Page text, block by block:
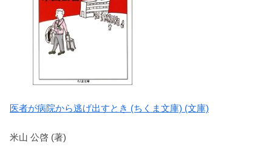
医者が病院から逃げ出すとき (ちくま文庫) (文庫)
米山 公啓 (著)